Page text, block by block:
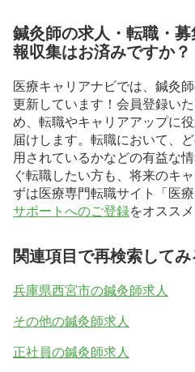
鍼灸師の求人・転職・
報収集はお済みですか？
医療キャリアナビでは、鍼灸
更新しています！会員登録い
め、転職やキャリアアップに
届けします。転職において、
用されているかなどの有益な
ぐ転職したい方も、将来のキ
ずは医療専門転職サイト「医
サポートへのご登録をオスス
関連項目で再検索してみ
兵庫県西宮市の鍼灸師求人
その他の鍼灸師求人
正社員の鍼灸師求人